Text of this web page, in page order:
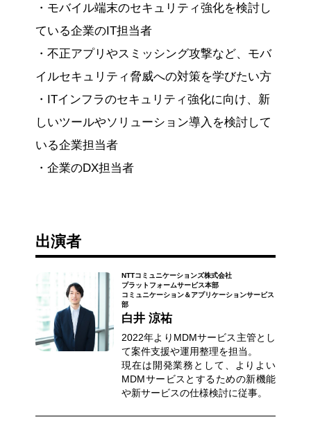
・モバイル端末のセキュリティ強化を検討し
ている企業のIT担当者
・不正アプリやスミッシング攻撃など、モバ
イルセキュリティ脅威への対策を学びたい方
・ITインフラのセキュリティ強化に向け、新
しいツールやソリューション導入を検討して
いる企業担当者
・企業のDX担当者
出演者
NTTコミュニケーションズ株式会社
プラットフォームサービス本部
コミュニケーション＆アプリケーションサービス
部
白井 涼祐
2022年よりMDMサービス主管とし
て案件支援や運用整理を担当。
現在は開発業務として、よりよい
MDMサービスとするための新機能
や新サービスの仕様検討に従事。